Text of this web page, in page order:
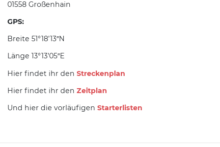
01558 Großenhain
GPS:
Breite 51°18’13″N
Länge 13°13’05″E
Hier findet ihr den Streckenplan
Hier findet ihr den Zeitplan
Und hier die vorläufigen Starterlisten